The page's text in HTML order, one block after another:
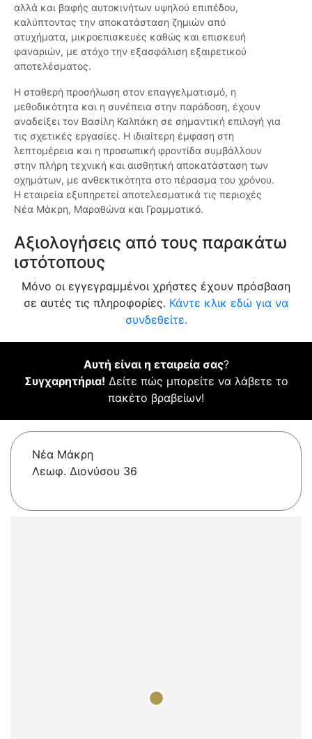
αλλά και βαφής αυτοκινήτων υψηλού επιπέδου,
καλύπτοντας την αποκατάσταση ζημιών από
ατυχήματα, μικροεπισκευές καθώς και επισκευή
φαναριών, με στόχο την εξασφάλιση εξαιρετικού
αποτελέσματος.
Η σταθερή προσήλωση στον επαγγελματισμό, η
μεθοδικότητα και η συνέπεια στην παράδοση, έχουν
αναδείξει τον Βασίλη Καλπάκη σε σημαντική επιλογή για
τις σχετικές εργασίες. Η ιδιαίτερη έμφαση στη
λεπτομέρεια και η προσωπική φροντίδα συμβάλλουν
στην πλήρη τεχνική και αισθητική αποκατάσταση των
οχημάτων, με ανθεκτικότητα στο πέρασμα του χρόνου.
Η εταιρεία εξυπηρετεί αποτελεσματικά τις περιοχές
Νέα Μάκρη, Μαραθώνα και Γραμματικό.
Αξιολογήσεις από τους παρακάτω
ιστότοπους
Μόνο οι εγγεγραμμένοι χρήστες έχουν πρόσβαση
σε αυτές τις πληροφορίες. Κάντε κλικ εδώ για να
συνδεθείτε.
Αυτή είναι η εταιρεία σας?
Συγχαρητήρια! Δείτε πώς μπορείτε να λάβετε το
πακέτο βραβείων!
Νέα Μάκρη
Λεωφ. Διονύσου 36